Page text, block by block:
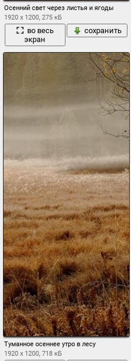
Осенний свет через листья и ягоды
1920 x 1200, 275 кБ
во весь
экран
сохранить
Туманное осеннее утро в лесу
1920 x 1200, 718 кБ